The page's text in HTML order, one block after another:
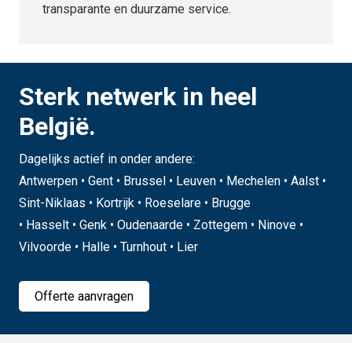
transparante en duurzame service.
Sterk netwerk in heel
België.
Dagelijks actief in onder andere:
Antwerpen • Gent • Brussel • Leuven • Mechelen • Aalst •
Sint-Niklaas • Kortrijk • Roeselare • Brugge
• Hasselt • Genk • Oudenaarde • Zottegem • Ninove •
Vilvoorde • Halle • Turnhout • Lier
Offerte aanvragen